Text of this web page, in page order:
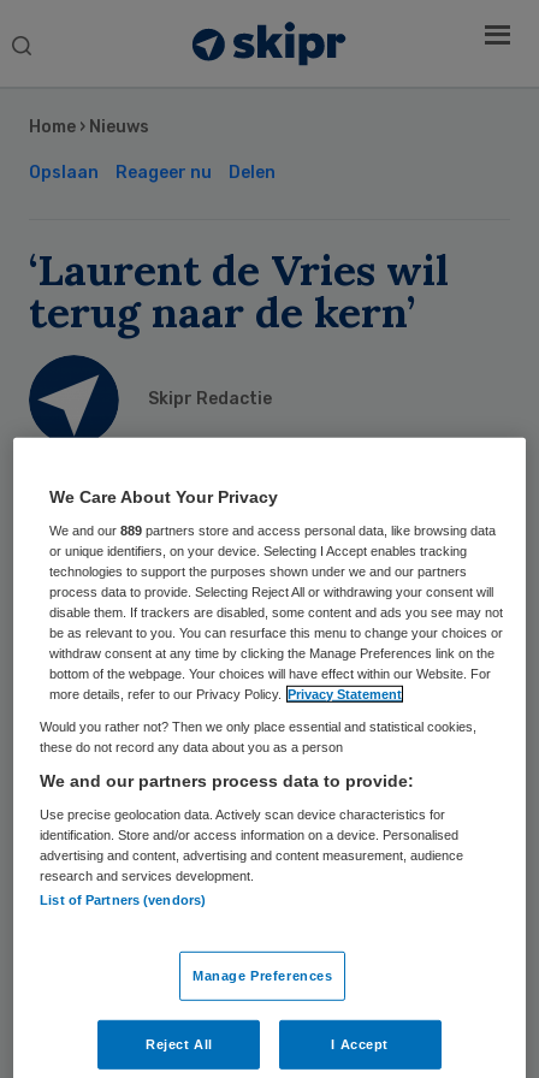
Search
Home › Nieuws
Opslaan Reageer nu Delen
‘Laurent de Vries wil
terug naar de kern’
Skipr Redactie
35 keer gelezen
Jarenlang was hij het boegbeeld van GGD
Nederland. Donderdag 2 mei 2013 werd
bekend dat Laurent de Vries GGD
Nederland verruilt voor de Veluwse
zorgorganisatie Viattence.
De Vries vertelt in een video-interview met
Skipr waarom hij ervoor heeft gekozen om
de Haagse burelen te verlaten en zich te
werpen op de langdurige ouderenzorg aan
meer met one size fits all, je moet nu echt
pro-actief de markt benaderen,” zo stelt De
Sidebar
We Care About Your Privacy
We and our889 partners store and access personal data, like browsing data
or unique identifiers, on your device. Selecting I Accept enables tracking
technologies to support the purposes shown under we and our partners
process data to provide. Selecting Reject All or withdrawing your consent will
disable them. If trackers are disabled, some content and ads you see may not
be as relevant to you. You can resurface this menu to change your choices or
withdraw consent at any time by clicking the Manage Preferences link on the
bottom of the webpage. Your choices will have effect within our Website. For
more details, refer to our Privacy Policy.
Privacy Statement
Would you rather not? Then we only place essential and statistical cookies,
these do not record any data about you as a person
We and our partners process data to provide:
Use precise geolocation data. Actively scan device characteristics for
identification. Store and/or access information on a device. Personalised
advertising and content, advertising and content measurement, audience
research and services development.
List of Partners (vendors)
Manage Preferences
Reject All I Accept